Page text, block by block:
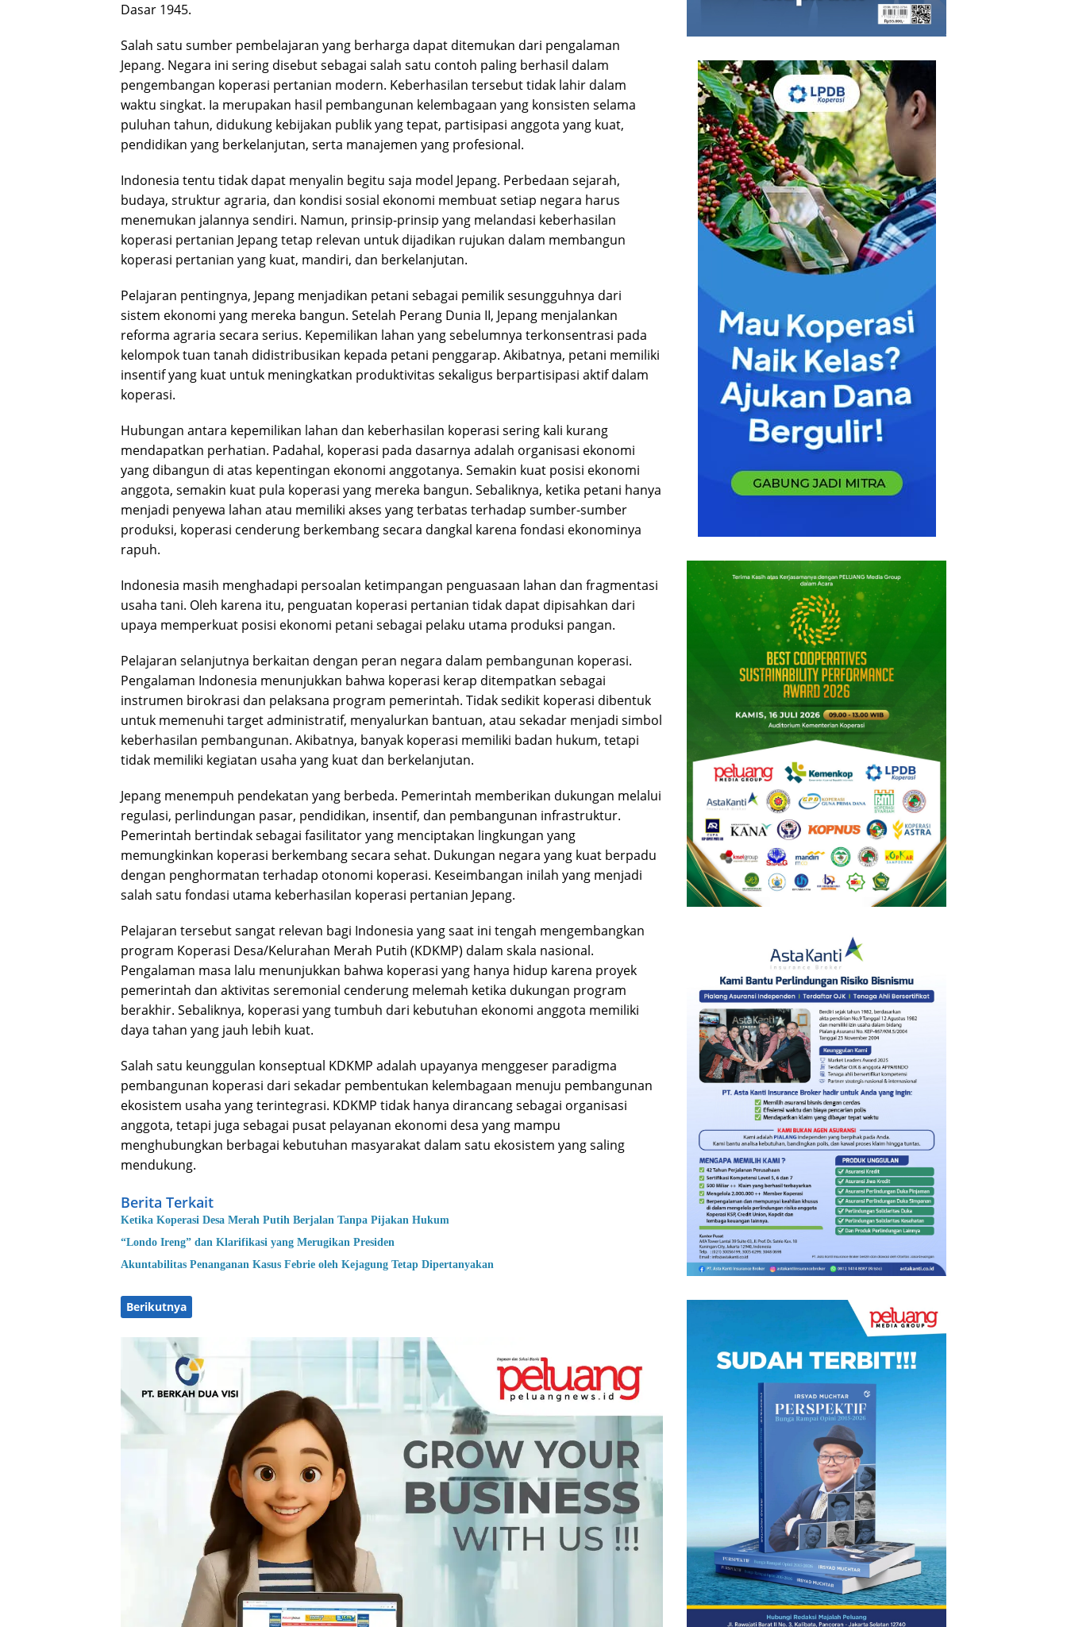
Dasar 1945.
Salah satu sumber pembelajaran yang berharga dapat ditemukan dari pengalaman
Jepang. Negara ini sering disebut sebagai salah satu contoh paling berhasil dalam
pengembangan koperasi pertanian modern. Keberhasilan tersebut tidak lahir dalam
waktu singkat. Ia merupakan hasil pembangunan kelembagaan yang konsisten selama
puluhan tahun, didukung kebijakan publik yang tepat, partisipasi anggota yang kuat,
pendidikan yang berkelanjutan, serta manajemen yang profesional.
Indonesia tentu tidak dapat menyalin begitu saja model Jepang. Perbedaan sejarah,
budaya, struktur agraria, dan kondisi sosial ekonomi membuat setiap negara harus
menemukan jalannya sendiri. Namun, prinsip-prinsip yang melandasi keberhasilan
koperasi pertanian Jepang tetap relevan untuk dijadikan rujukan dalam membangun
koperasi pertanian yang kuat, mandiri, dan berkelanjutan.
Pelajaran pentingnya, Jepang menjadikan petani sebagai pemilik sesungguhnya dari
sistem ekonomi yang mereka bangun. Setelah Perang Dunia II, Jepang menjalankan
reforma agraria secara serius. Kepemilikan lahan yang sebelumnya terkonsentrasi pada
kelompok tuan tanah didistribusikan kepada petani penggarap. Akibatnya, petani memiliki
insentif yang kuat untuk meningkatkan produktivitas sekaligus berpartisipasi aktif dalam
koperasi.
Hubungan antara kepemilikan lahan dan keberhasilan koperasi sering kali kurang
mendapatkan perhatian. Padahal, koperasi pada dasarnya adalah organisasi ekonomi
yang dibangun di atas kepentingan ekonomi anggotanya. Semakin kuat posisi ekonomi
anggota, semakin kuat pula koperasi yang mereka bangun. Sebaliknya, ketika petani hanya
menjadi penyewa lahan atau memiliki akses yang terbatas terhadap sumber-sumber
produksi, koperasi cenderung berkembang secara dangkal karena fondasi ekonominya
rapuh.
Indonesia masih menghadapi persoalan ketimpangan penguasaan lahan dan fragmentasi
usaha tani. Oleh karena itu, penguatan koperasi pertanian tidak dapat dipisahkan dari
upaya memperkuat posisi ekonomi petani sebagai pelaku utama produksi pangan.
Pelajaran selanjutnya berkaitan dengan peran negara dalam pembangunan koperasi.
Pengalaman Indonesia menunjukkan bahwa koperasi kerap ditempatkan sebagai
instrumen birokrasi dan pelaksana program pemerintah. Tidak sedikit koperasi dibentuk
untuk memenuhi target administratif, menyalurkan bantuan, atau sekadar menjadi simbol
keberhasilan pembangunan. Akibatnya, banyak koperasi memiliki badan hukum, tetapi
tidak memiliki kegiatan usaha yang kuat dan berkelanjutan.
Jepang menempuh pendekatan yang berbeda. Pemerintah memberikan dukungan melalui
regulasi, perlindungan pasar, pendidikan, insentif, dan pembangunan infrastruktur.
Pemerintah bertindak sebagai fasilitator yang menciptakan lingkungan yang
memungkinkan koperasi berkembang secara sehat. Dukungan negara yang kuat berpadu
dengan penghormatan terhadap otonomi koperasi. Keseimbangan inilah yang menjadi
salah satu fondasi utama keberhasilan koperasi pertanian Jepang.
Pelajaran tersebut sangat relevan bagi Indonesia yang saat ini tengah mengembangkan
program Koperasi Desa/Kelurahan Merah Putih (KDKMP) dalam skala nasional.
Pengalaman masa lalu menunjukkan bahwa koperasi yang hanya hidup karena proyek
pemerintah dan aktivitas seremonial cenderung melemah ketika dukungan program
berakhir. Sebaliknya, koperasi yang tumbuh dari kebutuhan ekonomi anggota memiliki
daya tahan yang jauh lebih kuat.
Salah satu keunggulan konseptual KDKMP adalah upayanya menggeser paradigma
pembangunan koperasi dari sekadar pembentukan kelembagaan menuju pembangunan
ekosistem usaha yang terintegrasi. KDKMP tidak hanya dirancang sebagai organisasi
anggota, tetapi juga sebagai pusat pelayanan ekonomi desa yang mampu
menghubungkan berbagai kebutuhan masyarakat dalam satu ekosistem yang saling
mendukung.
Berita Terkait
Ketika Koperasi Desa Merah Putih Berjalan Tanpa Pijakan Hukum
“Londo Ireng” dan Klarifikasi yang Merugikan Presiden
Akuntabilitas Penanganan Kasus Febrie oleh Kejagung Tetap Dipertanyakan
Berikutnya